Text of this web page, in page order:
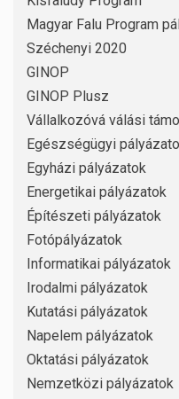
Magyar Falu Program
Széchenyi 2020
GINOP
GINOP Plusz
Vállalkozóvá válási
Egészségügyi
Egyházi pályázatok
Energetikai pályázatok
Építészeti pályázatok
Fotópályázatok
Informatikai pályázatok
Irodalmi pályázatok
Kutatási pályázatok
Napelem pályázatok
Oktatási pályázatok
Nemzetközi pályázatok